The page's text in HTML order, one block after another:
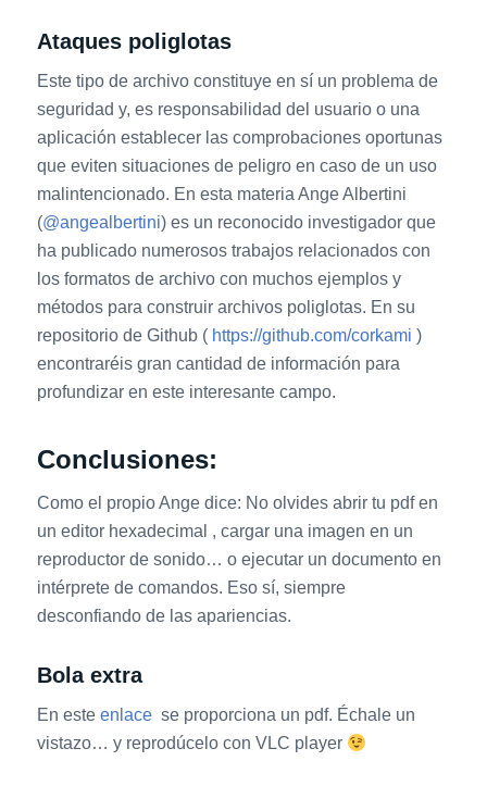
Ataques poliglotas
Este tipo de archivo constituye en sí un problema de
seguridad y, es responsabilidad del usuario o una
aplicación establecer las comprobaciones oportunas
que eviten situaciones de peligro en caso de un uso
malintencionado. En esta materia Ange Albertini
(@angealbertini) es un reconocido investigador que
ha publicado numerosos trabajos relacionados con
los formatos de archivo con muchos ejemplos y
métodos para construir archivos poliglotas. En su
repositorio de Github ( https://github.com/corkami )
encontraréis gran cantidad de información para
profundizar en este interesante campo.
Conclusiones:
Como el propio Ange dice: No olvides abrir tu pdf en
un editor hexadecimal , cargar una imagen en un
reproductor de sonido… o ejecutar un documento en
intérprete de comandos. Eso sí, siempre
desconfiando de las apariencias.
Bola extra
En este enlacese proporciona un pdf. Échale un
vistazo… y reprodúcelo con VLC player